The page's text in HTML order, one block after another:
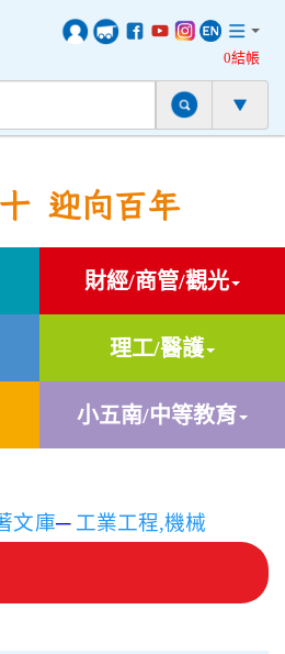
0結帳
迎向百年
財經/商管/觀光
理工/醫護
小五南/中等教育
文庫─ 工業工程,機械